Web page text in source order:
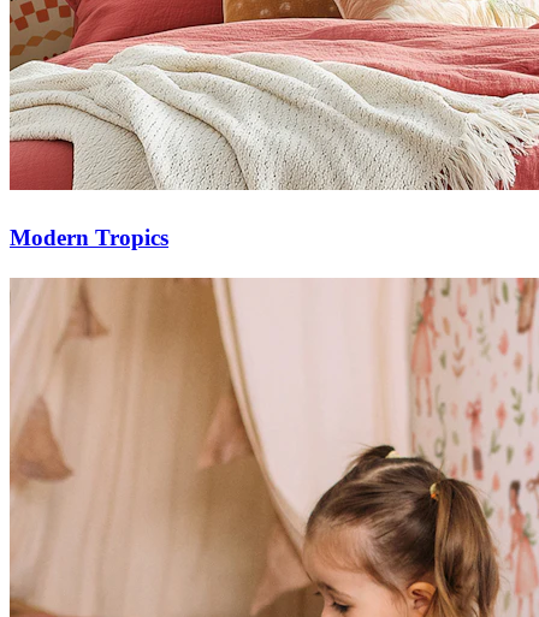
Modern Tropics